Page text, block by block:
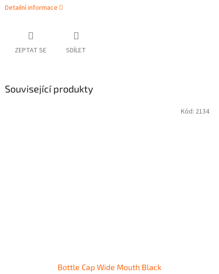
Detailní informace
ZEPTAT SE SDÍLET
Související produkty
Bottle Cap Wide Mouth Black
Kód: 2134